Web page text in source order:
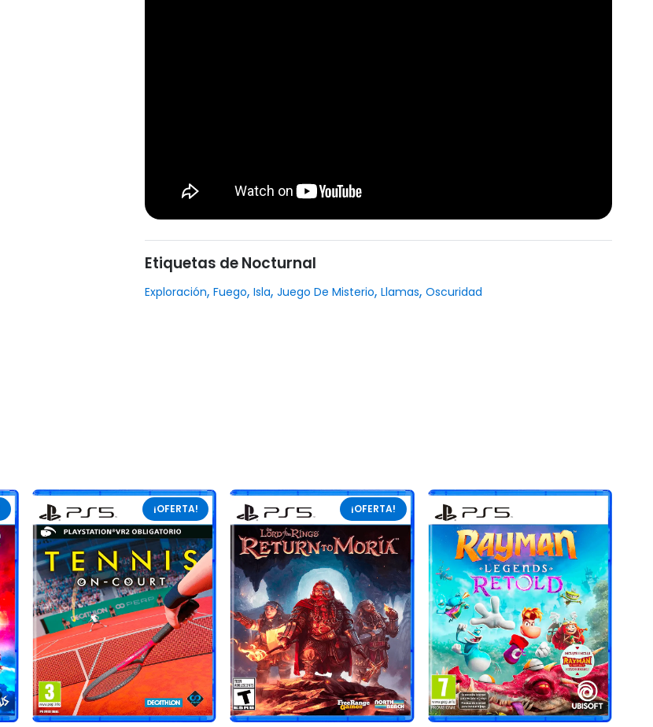
Etiquetas de Nocturnal
Exploración, Fuego, Isla, Juego De Misterio, Llamas, Oscuridad
¡OFERTA! ¡OFERTA!